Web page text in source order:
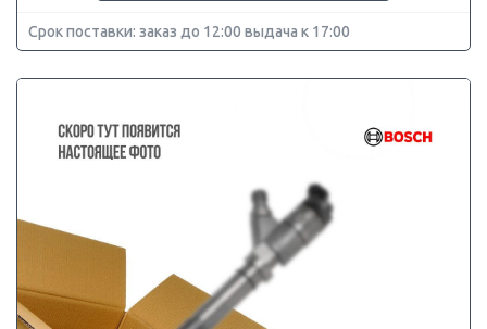
Срок поставки: заказ до 12:00 выдача к 17:00